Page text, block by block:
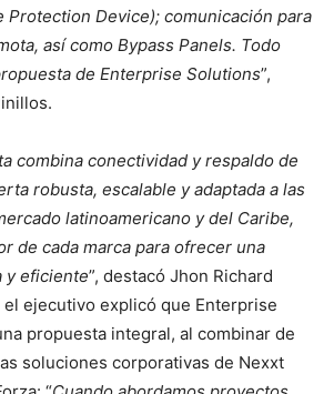
Protection Device); comunicación para
así como Bypass Panels. Todo
de Enterprise Solutions”,
combina conectividad y respaldo de
robusta, escalable y adaptada a las
latinoamericano y del Caribe,
de cada marca para ofrecer una
y eficiente”, destacó Jhon Richard
ejecutivo explicó que Enterprise
propuesta integral, al combinar de
soluciones corporativas de Nexxt